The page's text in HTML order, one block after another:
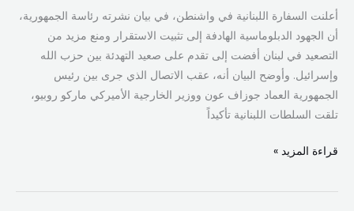
أعلنت السفارة اللبنانية في واشنطن، في بيان نشرته رئاسة الجمهورية،
أن الجهود الدبلوماسية الهادفة إلى تثبيت الاستقرار ومنع مزيد من
التصعيد في لبنان أفضت إلى تقدم على صعيد التهدئة بين حزب الله
وإسرائيل. وأوضح البيان أنه، عقب الاتصال الذي جرى بين رئيس
الجمهورية العماد جوزاف عون ووزير الخارجية الأميركي ماركو روبيو،
تلقت السلطات اللبنانية تأكيداً
قراءة المزيد »